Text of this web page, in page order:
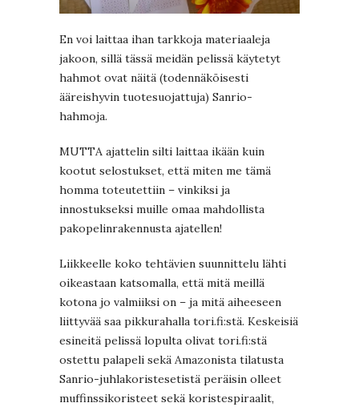
En voi laittaa ihan tarkkoja materiaaleja
jakoon, sillä tässä meidän pelissä käytetyt
hahmot ovat näitä (todennäköisesti
ääreishyvin tuotesuojattuja) Sanrio-
hahmoja.
MUTTA ajattelin silti laittaa ikään kuin
kootut selostukset, että miten me tämä
homma toteutettiin – vinkiksi ja
innostukseksi muille omaa mahdollista
pakopelinrakennusta ajatellen!
Liikkeelle koko tehtävien suunnittelu lähti
oikeastaan katsomalla, että mitä meillä
kotona jo valmiiksi on – ja mitä aiheeseen
liittyvää saa pikkurahalla tori.fi:stä. Keskeisiä
esineitä pelissä lopulta olivat tori.fi:stä
ostettu palapeli sekä Amazonista tilatusta
Sanrio-juhlakoristesetistä peräisin olleet
muffinssikoristeet sekä koristespiraalit,